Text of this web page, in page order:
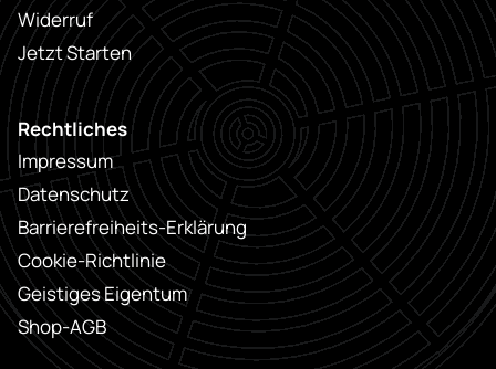
Widerruf
Jetzt Starten
Rechtliches
Impressum
Datenschutz
Barrierefreiheits-Erklärung
Cookie-Richtlinie
Geistiges Eigentum
Shop-AGB